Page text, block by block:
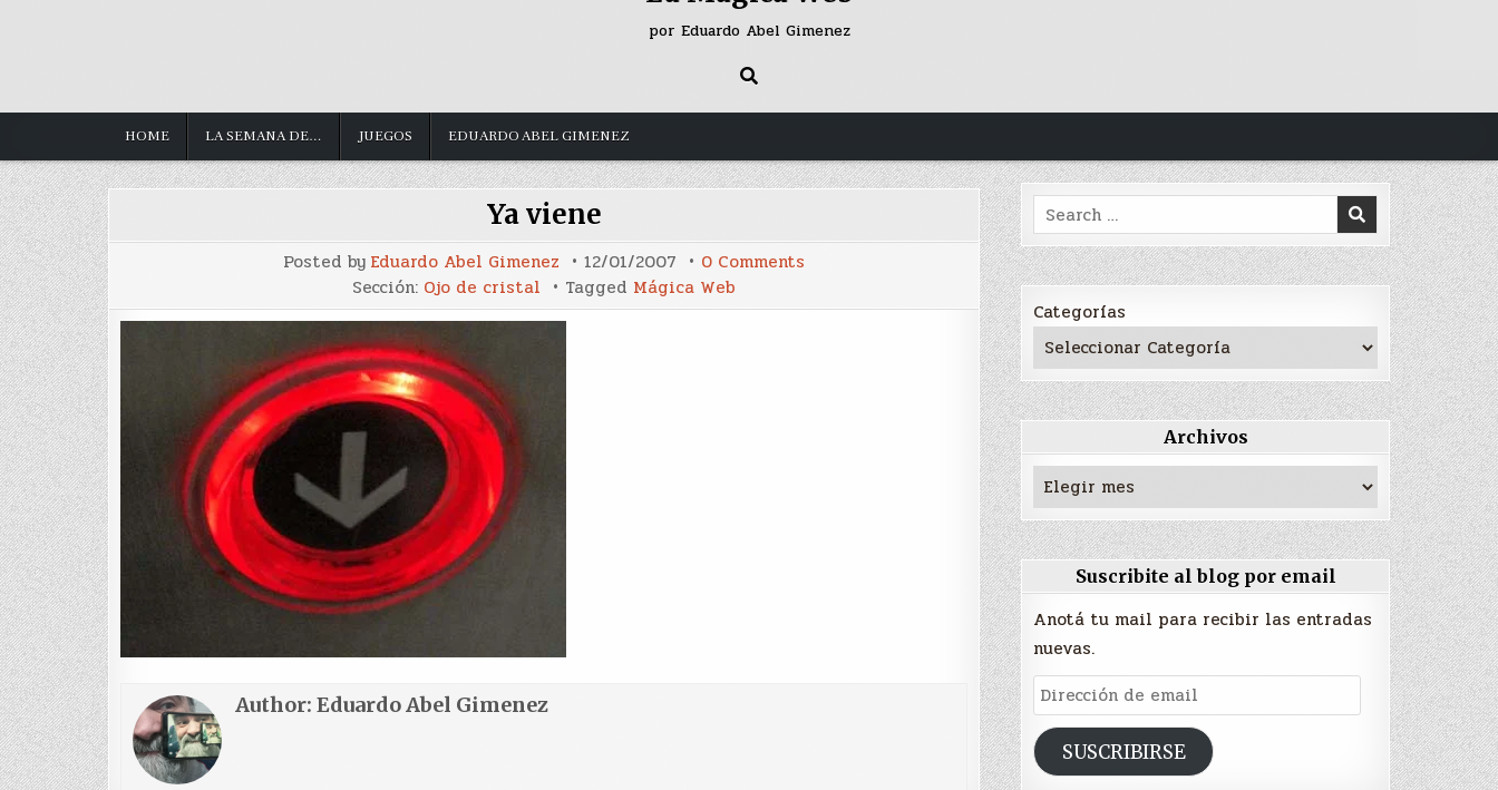
por Eduardo Abel Gimenez
HOME LA SEMANA DE… JUEGOS EDUARDO ABEL GIMENEZ
Ya viene
Posted by Eduardo Abel Gimenez 12/01/2007 0 Comments
Sección: Ojo de cristal Tagged Mágica Web
Author: Eduardo Abel Gimenez
Search
for:
Categorías
Archivos
Archivos
Suscribite al blog por email
Anotá tu mail para recibir las entradas
nuevas.
Dirección
de
emailSUSCRIBIRSE